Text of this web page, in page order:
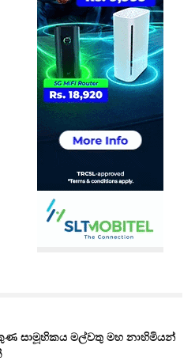
සාමූහිකය මල්වතු මහ නාහිමියන්